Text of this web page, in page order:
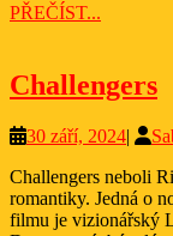
PŘEČÍST...
Challengers
30 září, 202430
2024
|
Challengers neboli Rivalové je film s nádechem dramatu, sportu i
romantiky. Jedná o
filmu je vizionářský